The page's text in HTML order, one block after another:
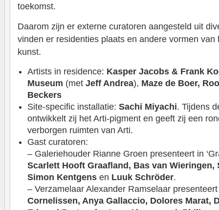
toekomst.
Daarom zijn er externe curatoren aangesteld uit
vinden er residenties plaats en andere vormen
kunst.
Artists in residence: Kasper Jacobs & Frank
Museum (met Jeff Andrea), Maze de Boer,
Beckers
Site-specific installatie: Sachi Miyachi. Tijdens
ontwikkelt zij het Arti-pigment en geeft zij een
verborgen ruimten van Arti.
Gast curatoren:
– Galeriehouder Rianne Groen presenteert in
Scarlett Hooft Graafland, Bas van Wieringen,
Simon Kentgens en Luuk Schröder.
– Verzamelaar Alexander Ramselaar
Cornelissen, Anya Gallaccio, Dolores Marat,